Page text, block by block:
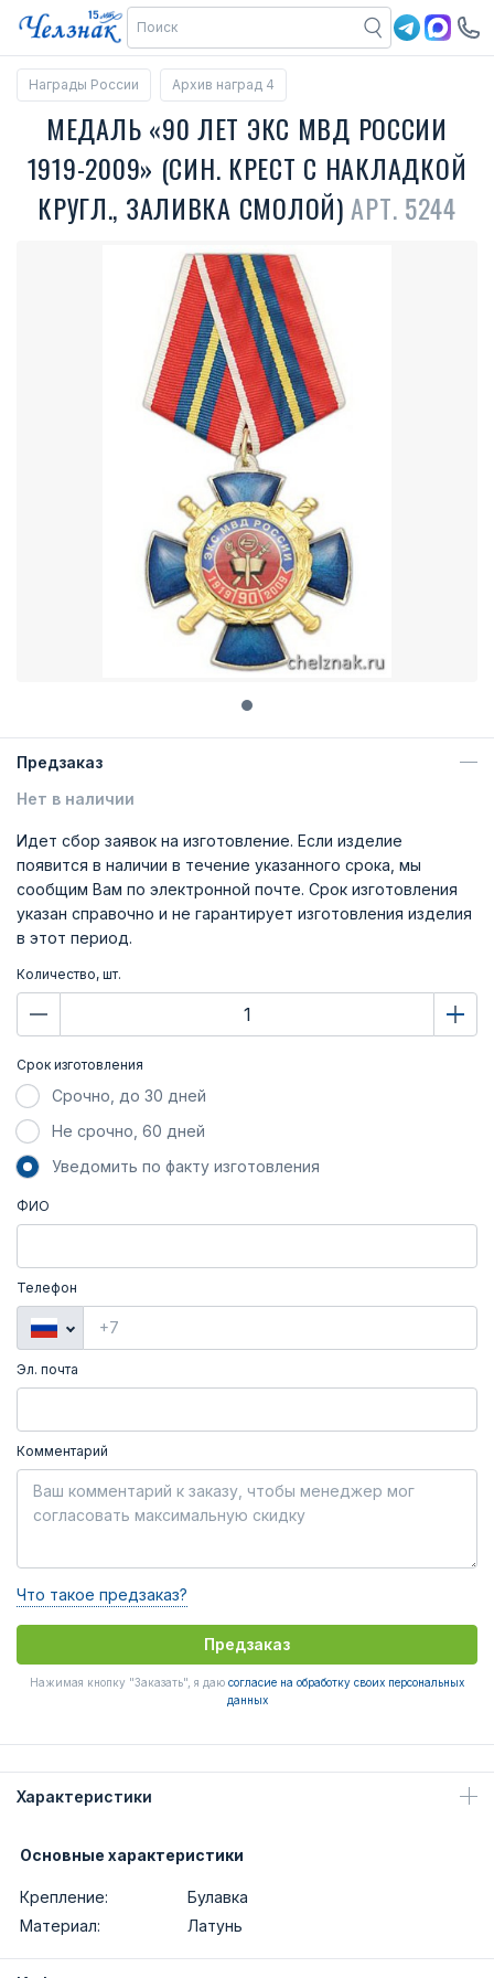
Награды России Архив наград 4
МЕДАЛЬ «90 ЛЕТ ЭКС МВД РОССИИ
1919-2009» (СИН. КРЕСТ С НАКЛАДКОЙ
КРУГЛ., ЗАЛИВКА СМОЛОЙ)АРТ. 5244
Предзаказ
Нет в наличии
Идет сбор заявок на изготовление. Если изделие
появится в наличии в течение указанного срока, мы
сообщим Вам по электронной почте. Срок изготовления
указан справочно и не гарантирует изготовления изделия
в этот период.
Количество, шт.
Срок изготовления
Срочно, до 30 дней
Не срочно, 60 дней
Уведомить по факту изготовления
ФИО
Телефон
Эл. почта
Комментарий
Что такое предзаказ?
Предзаказ
Нажимая кнопку "Заказать", я даю согласие на обработку своих персональных
данных
Характеристики
Основные характеристики
Крепление:
Булавка
Материал:
Латунь